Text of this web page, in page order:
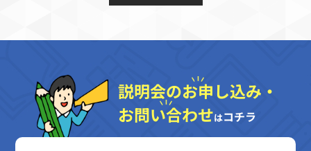
説明会のお申し込み・
お問い合わせはコチラ